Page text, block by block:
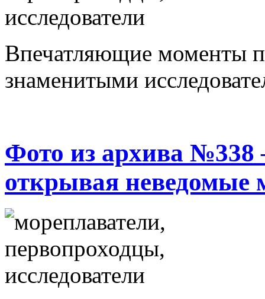
Впечатляющие моменты
знаменитыми
Фото из архива
открывая неведомые